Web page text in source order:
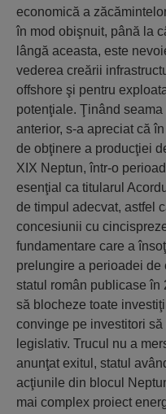
economică a
în mod obişnuit, până la
lângă aceasta, este
vederea creării
offshore şi pentru
potenţiale. Ţinând
anterior, s-a apreciat că
de obţinere a producţiei
XIX Neptun, într-o
esenţial ca titularul
de timpul adecvat, astfel
concesiunii cu
fundamentare care a
prelungire a perioadei de
statul român publicase în
să blocheze toate
convinge pe investitori
legislativ. Trucul nu a
anunţat exitul, statul
acţiunile din blocul
mai complex proiect